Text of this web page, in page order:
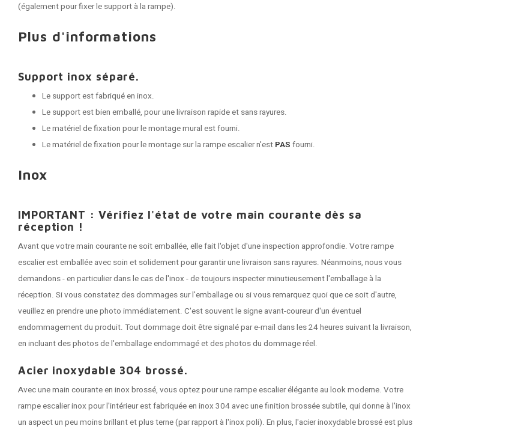
(également pour fixer le support à la rampe).
Plus d'informations
Support inox séparé.
Le support est fabriqué en inox.
Le support est bien emballé, pour une livraison rapide et sans rayures.
Le matériel de fixation pour le montage mural est fourni.
Le matériel de fixation pour le montage sur la rampe escalier n'est PAS fourni.
Inox
IMPORTANT : Vérifiez l'état de votre main courante dès sa
réception !
Avant que votre main courante ne soit emballée, elle fait l'objet d'une inspection approfondie. Votre rampe
escalier est emballée avec soin et solidement pour garantir une livraison sans rayures. Néanmoins, nous vous
demandons - en particulier dans le cas de l'inox - de toujours inspecter minutieusement l'emballage à la
réception. Si vous constatez des dommages sur l'emballage ou si vous remarquez quoi que ce soit d'autre,
veuillez en prendre une photo immédiatement. C'est souvent le signe avant-coureur d'un éventuel
endommagement du produit. Tout dommage doit être signalé par e-mail dans les 24 heures suivant la livraison,
en incluant des photos de l'emballage endommagé et des photos du dommage réel.
Acier inoxydable 304 brossé.
Avec une main courante en inox brossé, vous optez pour une rampe escalier élégante au look moderne. Votre
rampe escalier inox pour l'intérieur est fabriquée en inox 304 avec une finition brossée subtile, qui donne à l'inox
un aspect un peu moins brillant et plus terne (par rapport à l'inox poli). En plus, l'acier inoxydable brossé est plus